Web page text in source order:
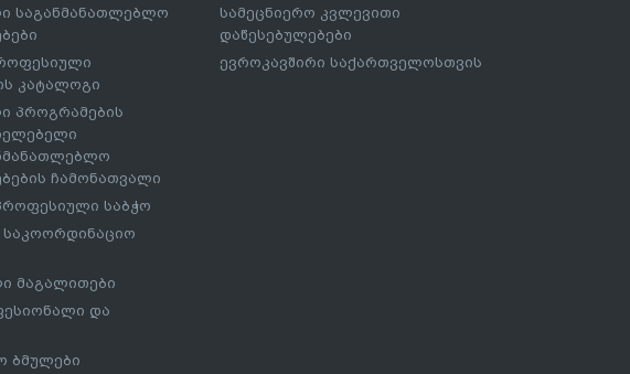
საგანმანათლებლო
კატალოგი
პროგრამების
ჩამონათვალი
საბჭო
მაგალითები
და
ბმულები
სამეცნიერო კვლევითი
დაწესებულებები
ევროკავშირი საქართველოსთვის